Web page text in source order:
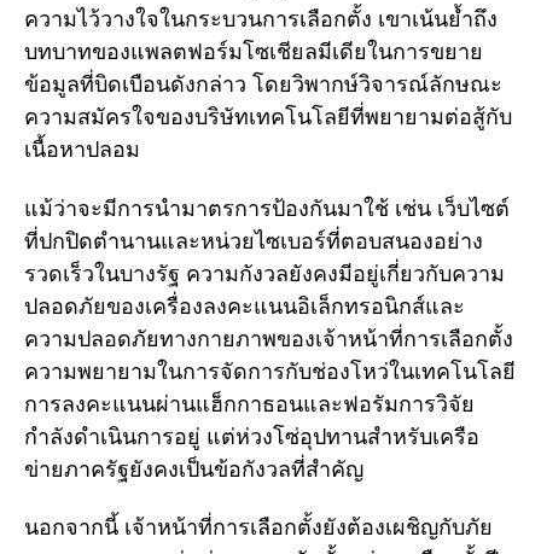
ความไว้วางใจในกระบวนการเลือกตั้ง เขาเน้นย้ำถึง
บทบาทของแพลตฟอร์มโซเชียลมีเดียในการขยาย
ข้อมูลที่บิดเบือนดังกล่าว โดยวิพากษ์วิจารณ์ลักษณะ
ความสมัครใจของบริษัทเทคโนโลยีที่พยายามต่อสู้กับ
เนื้อหาปลอม
แม้ว่าจะมีการนำมาตรการป้องกันมาใช้ เช่น เว็บไซต์
ที่ปกปิดตำนานและหน่วยไซเบอร์ที่ตอบสนองอย่าง
รวดเร็วในบางรัฐ ความกังวลยังคงมีอยู่เกี่ยวกับความ
ปลอดภัยของเครื่องลงคะแนนอิเล็กทรอนิกส์และ
ความปลอดภัยทางกายภาพของเจ้าหน้าที่การเลือกตั้ง
ความพยายามในการจัดการกับช่องโหว่ในเทคโนโลยี
การลงคะแนนผ่านแฮ็กกาธอนและฟอรัมการวิจัย
กำลังดำเนินการอยู่ แต่ห่วงโซ่อุปทานสำหรับเครือ
ข่ายภาครัฐยังคงเป็นข้อกังวลที่สำคัญ
นอกจากนี้ เจ้าหน้าที่การเลือกตั้งยังต้องเผชิญกับภัย